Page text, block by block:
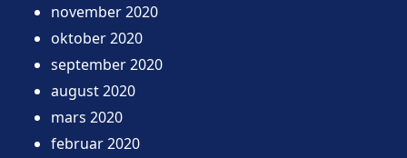
november 2020
oktober 2020
september 2020
august 2020
mars 2020
februar 2020